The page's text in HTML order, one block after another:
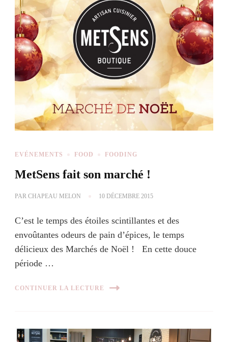
EVÉNEMENTS FOOD FOODING
MetSens fait son marché !
PAR CHAPEAU MELON 10 DÉCEMBRE 2015
C’est le temps des étoiles scintillantes et des
envoûtantes odeurs de pain d’épices, le temps
délicieux des Marchés de Noël ! En cette douce
période …
CONTINUER LA LECTURE